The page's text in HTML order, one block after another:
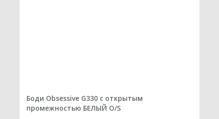
Боди Obsessive G330 с открытым
промежностью БЕЛЫЙ O/S